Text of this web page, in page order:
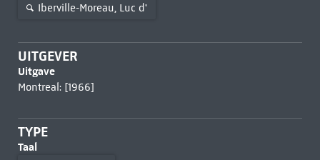
Iberville-Moreau, Luc d'
UITGEVER
Uitgave
Montreal: [1966]
TYPE
Taal